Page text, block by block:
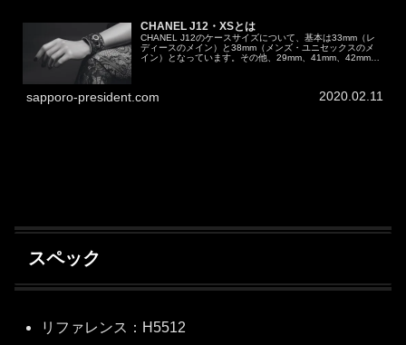
CHANEL J12・XSとは
CHANEL J12のケースサイズについて、基本は33mm（レ
ディースのメイン）と38mm（メンズ・ユニセックスのメ
イン）となっています。その他、29mm、41mm、42mm等
sapporo-president.com 2020.02.11
スペック
リファレンス：H5512